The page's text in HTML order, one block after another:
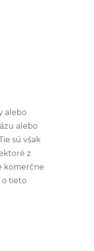
alebo
alebo
sú však
z
komerčne
o tieto